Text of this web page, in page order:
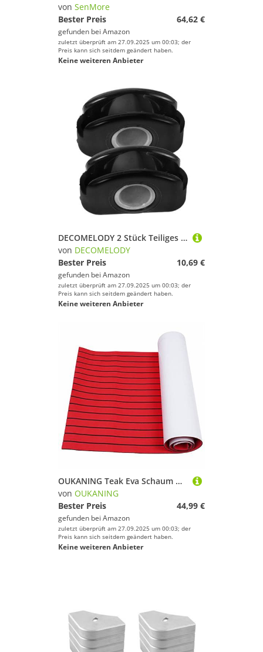
von SenMore
Bester Preis
64,62 €
gefunden bei Amazon
zuletzt überprüft am 27.09.2025 um 00:03; der
Preis kann sich seitdem geändert haben.
Keine weiteren Anbieter
DECOMELODY 2 Stück Teiliges Kabelclip Edelstahl Schwarzer Nylon-kabelhalter für Boote und Yachten Metallklemmen zur Sicheren Kabelführung bei Wohnmobilen und Maritimen Deckbeschlägen
von DECOMELODY
Bester Preis
10,69 €
gefunden bei Amazon
zuletzt überprüft am 27.09.2025 um 00:03; der
Preis kann sich seitdem geändert haben.
Keine weiteren Anbieter
OUKANING Teak Eva Schaum Deckbeschläge, 240x90cm (35.4" X 94.5") Selbstklebend Bodenbelag für Boot Rutschfester Teppich Matte Bodenmatte für Yacht Teakholz-Deck Fußboden (Rot)
von OUKANING
Bester Preis
44,99 €
gefunden bei Amazon
zuletzt überprüft am 27.09.2025 um 00:03; der
Preis kann sich seitdem geändert haben.
Keine weiteren Anbieter